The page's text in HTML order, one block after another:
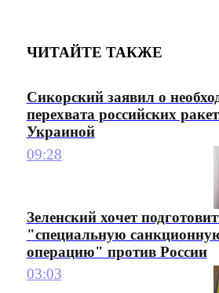
ЧИТАЙТЕ ТАКЖЕ
Сикорский заявил о
перехвата российских
Украиной
09:28
Зеленский хочет
"специальную
операцию" против России
03:03